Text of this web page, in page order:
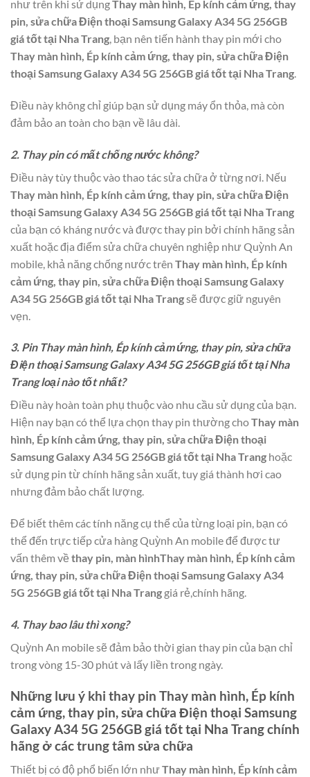
như trên khi sử dụngThay màn hình, Ép kính cảm ứng, thay
pin, sửa chữa Điện thoại Samsung Galaxy A34 5G 256GB
giá tốt tại Nha Trang, bạn nên tiến hành thay pin mới cho
Thay màn hình, Ép kính cảm ứng, thay pin, sửa chữa Điện
thoại Samsung Galaxy A34 5G 256GB giá tốt tại Nha Trang.
Điều này không chỉ giúp bạn sử dụng máy ổn thỏa, mà còn
đảm bảo an toàn cho bạn về lâu dài.
2. Thay pin có mất chống nước không?
Điều này tùy thuộc vào thao tác sửa chữa ở từng nơi. Nếu
Thay màn hình, Ép kính cảm ứng, thay pin, sửa chữa Điện
thoại Samsung Galaxy A34 5G 256GB giá tốt tại Nha Trang
của bạn có kháng nước và được thay pin bởi chính hãng sản
xuất hoặc địa điểm sửa chữa chuyên nghiệp như Quỳnh An
mobile, khả năng chống nước trên Thay màn hình, Ép kính
cảm ứng, thay pin, sửa chữa Điện thoại Samsung Galaxy
A34 5G 256GB giá tốt tại Nha Trangsẽ được giữ nguyên
vẹn.
3. Pin Thay màn hình, Ép kính cảm ứng, thay pin, sửa chữa
Điện thoại Samsung Galaxy A34 5G 256GB giá tốt tại Nha
Trang loại nào tốt nhất?
Điều này hoàn toàn phụ thuộc vào nhu cầu sử dụng của bạn.
Hiện nay bạn có thể lựa chọn thay pin thường choThay màn
hình, Ép kính cảm ứng, thay pin, sửa chữa Điện thoại
Samsung Galaxy A34 5G 256GB giá tốt tại Nha Trang hoặc
sử dụng pin từ chính hãng sản xuất, tuy giá thành hơi cao
nhưng đảm bảo chất lượng.
Để biết thêm các tính năng cụ thể của từng loại pin, bạn có
thể đến trực tiếp cửa hàng Quỳnh An mobile để được tư
vấn thêm về thay pin, màn hìnhThay màn hình, Ép kính cảm
ứng, thay pin, sửa chữa Điện thoại Samsung Galaxy A34
5G 256GB giá tốt tại Nha Trang giá rẻ,chính hãng.
4. Thay bao lâu thì xong?
Quỳnh An mobile sẽ đảm bảo thời gian thay pin của bạn chỉ
trong vòng 15-30 phút và lấy liền trong ngày.
Những lưu ý khi thay pin Thay màn hình, Ép kính
cảm ứng, thay pin, sửa chữa Điện thoại Samsung
Galaxy A34 5G 256GB giá tốt tại Nha Trangchính
hãng ở các trung tâm sửa chữa
Thiết bị có độ phổ biến lớn nhưThay màn hình, Ép kính cảm